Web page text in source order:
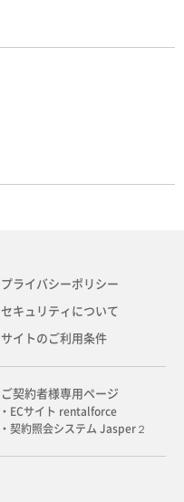
プライバシーポリシー
セキュリティについて
サイトのご利用条件
ご契約者様専用ページ
・ECサイト rentalforce
・契約照会システム Jasper２